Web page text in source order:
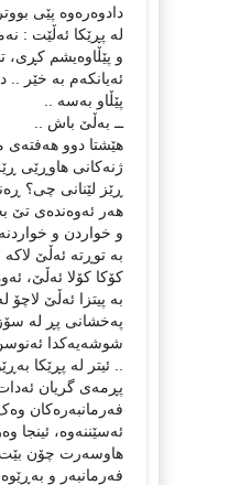
دادوەرەوە پێی
لە پڕێکا ئەڵێت :
و پێڵاوەیشم کڕی،
ئەیانکەم بە خێر
پێڵاو بەسه ..
ــ بەڵێ باش ..
هێشتا دوو هەفتەی
ژنەکانی هاوڕێی
ڕێز لێنانی چی؟
هەر ئەوەندەی تێ
و خواردن و
بە توڕتە ئەڵێ
کۆکا کۆلا ئەڵێ،
بە پیتزا ئەڵێ لاچۆ
پەخشانی پڕ لە
شوشەیەکدا
.. ئیتر لە پڕێکا
پڕمەی گریان
فەرمانبەرەکان
ئەسێننەوە، ئینجا
هاوسەرت چۆن
فەرمانبەر و